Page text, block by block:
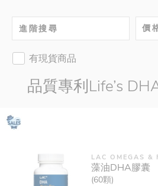
進階搜尋 價
有現貨商品
品質專利Life’s
LAC OMEGAS &
藻油DHA膠囊
(60顆)